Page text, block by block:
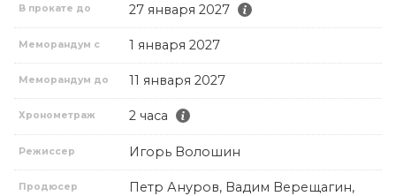
В прокате до 27 января 2027
Меморандум с 1 января 2027
Меморандум до 11 января 2027
Хронометраж 2 часа
Режиссер Игорь Волошин
Продюсер
Петр Ануров, Вадим Верещагин,